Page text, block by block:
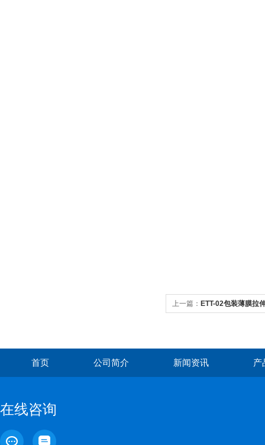
上一篇： ETT-02包装薄膜拉
首页 公司简介 新闻资讯 产
在线咨询